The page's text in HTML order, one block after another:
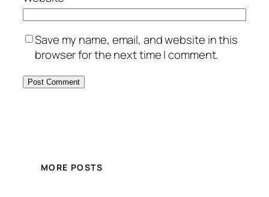
Save my name, email, and website in this
browser for the next time I comment.
MORE POSTS